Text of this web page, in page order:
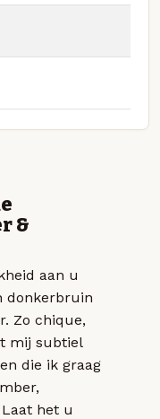
&
aan u
donkerbruin
Zo chique,
mij subtiel
die ik graag
het u